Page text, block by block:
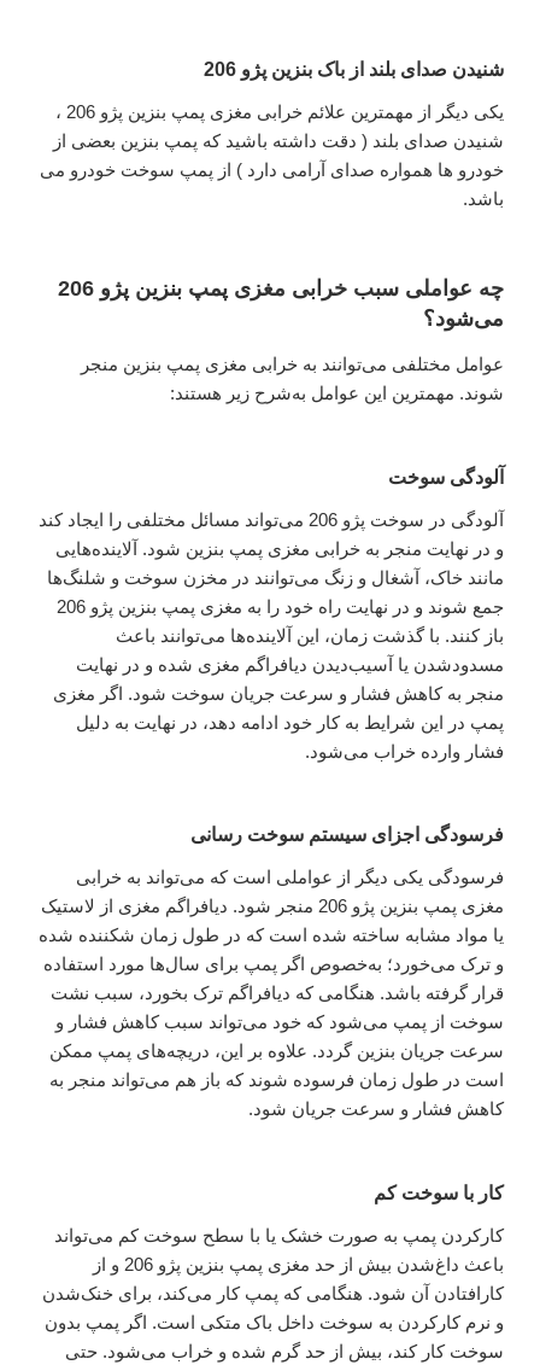
شنیدن صدای بلند از باک بنزین پژو 206
یکی دیگر از مهمترین علائم خرابی مغزی پمپ بنزین پژو 206 ،
شنیدن صدای بلند ( دقت داشته باشید که پمپ بنزین بعضی از
خودرو ها همواره صدای آرامی دارد ) از پمپ سوخت خودرو می
باشد.
چه عواملی سبب خرابی مغزی پمپ بنزین پژو 206
می‌شود؟
عوامل مختلفی می‌توانند به خرابی مغزی پمپ بنزین منجر
شوند. مهمترین این عوامل به‌شرح زیر هستند:
آلودگی سوخت
آلودگی در سوخت پژو 206 می‌تواند مسائل مختلفی را ایجاد کند
و در نهایت منجر به خرابی مغزی پمپ بنزین شود. آلاینده‌هایی
مانند خاک، آشغال و زنگ می‌توانند در مخزن سوخت و شلنگ‌ها
جمع شوند و در نهایت راه خود را به مغزی پمپ بنزین پژو 206
باز کنند. با گذشت زمان، این آلاینده‌ها می‌توانند باعث
مسدود‌شدن یا آسیب‌دیدن دیافراگم مغزی شده و در نهایت
منجر به کاهش فشار و سرعت جریان سوخت شود. اگر مغزی
پمپ در این شرایط به‌ کار خود ادامه دهد، در نهایت به دلیل
فشار وارده خراب می‌شود.
فرسودگی اجزای سیستم سوخت رسانی
فرسودگی یکی دیگر از عواملی است که می‌تواند به خرابی
مغزی پمپ بنزین پژو 206 منجر شود. دیافراگم مغزی از لاستیک
یا مواد مشابه ساخته شده است که در طول زمان شکننده شده
و ترک می‌خورد؛ به‌خصوص اگر پمپ برای سال‌ها مورد استفاده
قرار گرفته باشد. هنگامی که دیافراگم ترک بخورد، سبب نشت
سوخت از پمپ می‌شود که خود می‌تواند سبب کاهش فشار و
سرعت جریان بنزین گردد. علاوه بر این، دریچه‌های پمپ ممکن
است در طول زمان فرسوده شوند که باز هم می‌تواند منجر به
کاهش فشار و سرعت جریان شود.
کار با سوخت کم
کارکردن پمپ به صورت خشک یا با سطح سوخت کم می‌تواند
باعث داغ‌شدن بیش از حد مغزی پمپ بنزین پژو 206 و از
کار‌افتادن آن شود. هنگامی که پمپ کار می‌کند، برای خنک‌شدن
و نرم ‌کارکردن به سوخت داخل باک متکی است. اگر پمپ بدون
سوخت کار کند، بیش از حد گرم شده و خراب می‌شود. حتی